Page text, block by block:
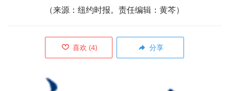
（来源：纽约时报。责任编辑：黄芩）
喜欢 (4) 分享